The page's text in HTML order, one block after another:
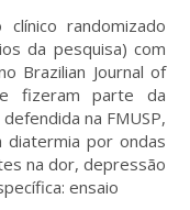
randomizado
da pesquisa) com
Brazilian Journal of
e fizeram parte da
na FMUSP,
diatermia por ondas
na dor, depressão
ensaio